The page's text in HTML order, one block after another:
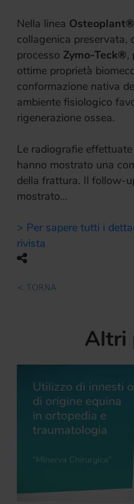
Nella linea Osteoplant®
collagenica preservata,
processo Zymo-Teck®,
ottime proprietà
conformazione nativa
ambiente fisiologico
rigenerazione ossea.
Le radiografie
hanno mostrato una
della frattura. Il follow-
mostrato…
> Per sapere tutti i
rivista
< TORNA
Altri